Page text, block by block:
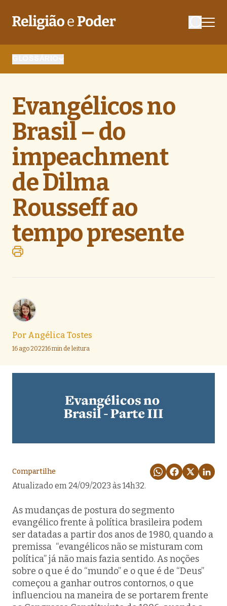
Evangélicos no
Brasil – do
impeachment
de Dilma
Rousseff ao
tempo presente
Por Angélica Tostes
16 ago 202216 min de leitura
Compartilhe
Atualizado em 24/09/2023 às 14h32.
As mudanças de postura do segmento
evangélico frente à política brasileira podem
ser datadas a partir dos anos de 1980, quando a
premissa “evangélicos não se misturam com
política” já não mais fazia sentido. As noções
sobre o que é do “mundo” e o que é de “Deus”
começou a ganhar outros contornos, o que
influenciou na maneira de se portarem frente